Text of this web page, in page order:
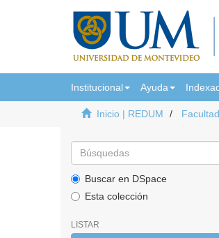
Institucional Ayuda
Inicio | REDUM
Buscar en DSpace
Esta colección
LISTAR